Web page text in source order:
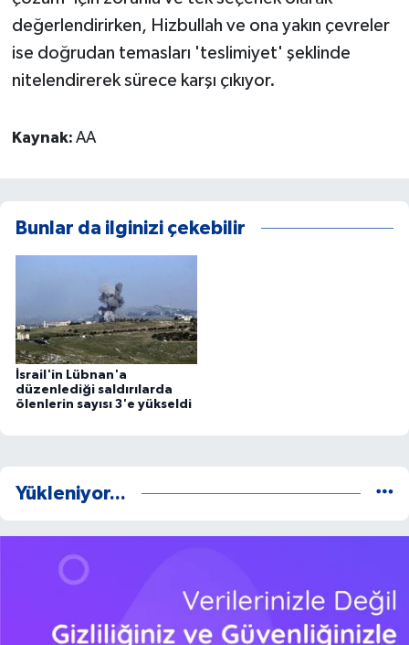
değerlendirirken, Hizbullah ve ona yakın çevreler
ise doğrudan temasları 'teslimiyet' şeklinde
nitelendirerek sürece karşı çıkıyor.
Kaynak: AA
Bunlar da ilginizi çekebilir
İsrail'in Lübnan'a
düzenlediği saldırılarda
ölenlerin sayısı 3'e yükseldi
Yükleniyor...